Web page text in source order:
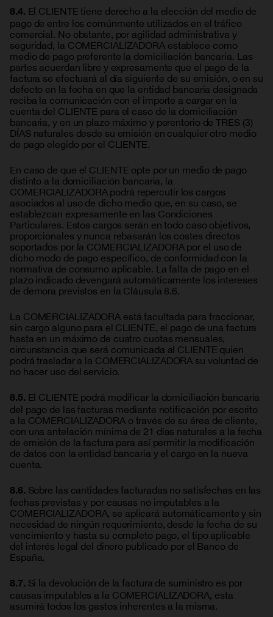
8.4. El CLIENTE tiene derecho a la elección del medio de
pago de entre los comúnmente utilizados en el tráfico
comercial. No obstante, por agilidad administrativa y
seguridad, la COMERCIALIZADORA establece como
medio de pago preferente la domiciliación bancaria. Las
partes acuerdan libre y expresamente que el pago de la
factura se efectuará al día siguiente de su emisión, o en su
defecto en la fecha en que la entidad bancaria designada
reciba la comunicación con el importe a cargar en la
cuenta del CLIENTE para el caso de la domiciliación
bancaria, y en un plazo máximo y perentorio de TRES (3)
DÍAS naturales desde su emisión en cualquier otro medio
de pago elegido por el CLIENTE.
En caso de que el CLIENTE opte por un medio de pago
distinto a la domiciliación bancaria, la
COMERCIALIZADORA podrá repercutir los cargos
asociados al uso de dicho medio que, en su caso, se
establezcan expresamente en las Condiciones
Particulares. Estos cargos serán en todo caso objetivos,
proporcionales y nunca rebasarán los costes directos
soportados por la COMERCIALIZADORA por el uso de
dicho modo de pago específico, de conformidad con la
normativa de consumo aplicable. La falta de pago en el
plazo indicado devengará automáticamente los intereses
de demora previstos en la Cláusula 8.6.
La COMERCIALIZADORA está facultada para fraccionar,
sin cargo alguno para el CLIENTE, el pago de una factura
hasta en un máximo de cuatro cuotas mensuales,
circunstancia que será comunicada al CLIENTE quien
podrá trasladar a la COMERCIALIZADORA su voluntad de
no hacer uso del servicio.
8.5. El CLIENTE podrá modificar la domiciliación bancaria
del pago de las facturas mediante notificación por escrito
a la COMERCIALIZADORA o través de su área de cliente,
con una antelación mínima de 21 días naturales a la fecha
de emisión de la factura para así permitir la modificación
de datos con la entidad bancaria y el cargo en la nueva
cuenta.
8.6. Sobre las cantidades facturadas no satisfechas en las
fechas previstas y por causas no imputables a la
COMERCIALIZADORA, se aplicará automáticamente y sin
necesidad de ningún requerimiento, desde la fecha de su
vencimiento y hasta su completo pago, el tipo aplicable
del interés legal del dinero publicado por el Banco de
España.
8.7. Si la devolución de la factura de suministro es por
causas imputables a la COMERCIALIZADORA, esta
asumirá todos los gastos inherentes a la misma.